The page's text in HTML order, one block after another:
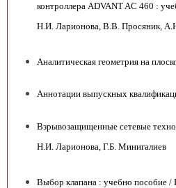
контроллера ADVANT AC 460 :
Н.И. Ларионова, В.В. Просяник,
Аналитическая геометрия на
Аннотации выпускных
Взрывозащищенные сетевые
Н.И. Ларионова, Г.Б. Минигалиев
Выбор клапана : учебно пособие /